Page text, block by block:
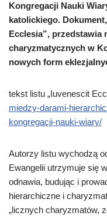
Kongregacji Nauki
katolickiego.
Ecclesia”, przedstawia
charyzmatycznych w
nowych form
tekst listu „Iuvenescit
miedzy-darami-
kongregacji-nauki-wiary/
Autorzy listu wychodzą
Ewangelii utrzymuje się
odnawia, budując i
hierarchiczne i
„licznych charyzmatów,